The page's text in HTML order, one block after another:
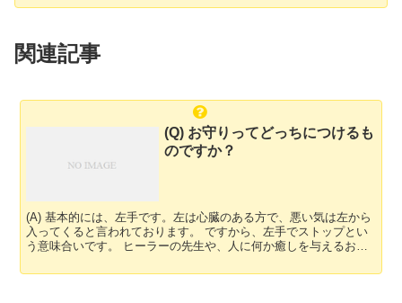
関連記事
(Q) お守りってどっちにつけるも
のですか？
(A) 基本的には、左手です。左は心臓のある方で、悪い気は左から
入ってくると言われております。 ですから、左手でストップとい
う意味合いです。 ヒーラーの先生や、人に何か癒しを与えるお仕